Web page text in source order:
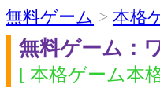
無料ゲーム > 本格
無料ゲーム：
[ 本格ゲーム本